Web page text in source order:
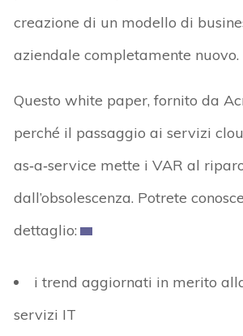
creazione di un modello di
aziendale completamente nuovo.
Questo white paper, fornito da
perché il passaggio ai servizi
as‑a‑service mette i VAR al
dall’obsolescenza. Potrete
dettaglio:
i trend aggiornati in merito
servizi IT